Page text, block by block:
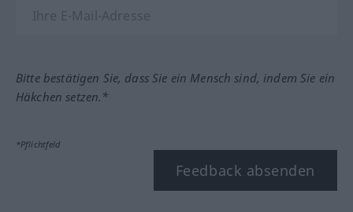
Bitte bestätigen Sie, dass Sie ein Mensch sind, indem Sie ein
Häkchen setzen.*
*Pflichtfeld
Feedback absenden